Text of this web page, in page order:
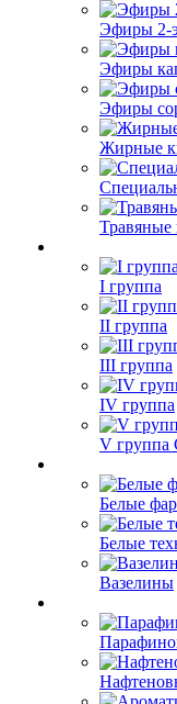
Эфиры 2-
Эфиры
Эфиры
Жирные
Травяные
I группа
II группа
III группа
IV группа
V группа
Белые
Белые
Вазелины